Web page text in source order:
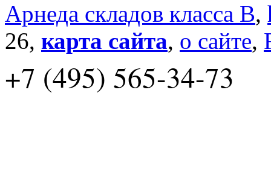
Арнеда складов класса B,
26, карта сайта, о сайте,
+7 (495) 565-34-73